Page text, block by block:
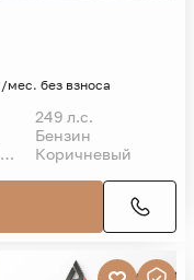
мес. без взноса
249 л.с.
Бензин
Внедорожник 5 дв. Коричневый